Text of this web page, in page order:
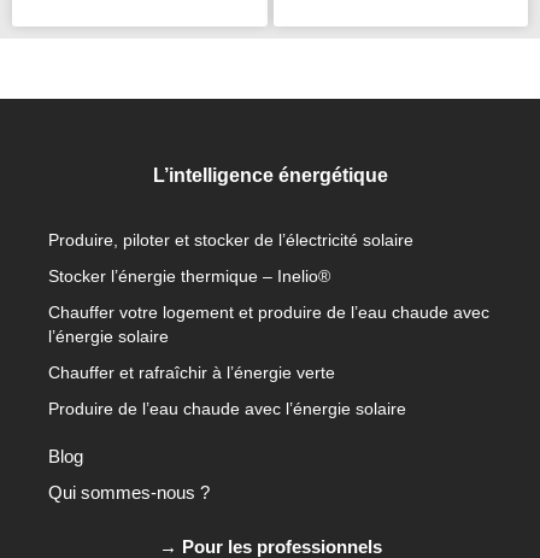
L’intelligence énergétique
Produire, piloter et stocker de l’électricité solaire
Stocker l’énergie thermique – Inelio®
Chauffer votre logement et produire de l’eau chaude avec
l’énergie solaire
Chauffer et rafraîchir à l’énergie verte
Produire de l’eau chaude avec l’énergie solaire
Blog
Qui sommes-nous ?
→ Pour les professionnels